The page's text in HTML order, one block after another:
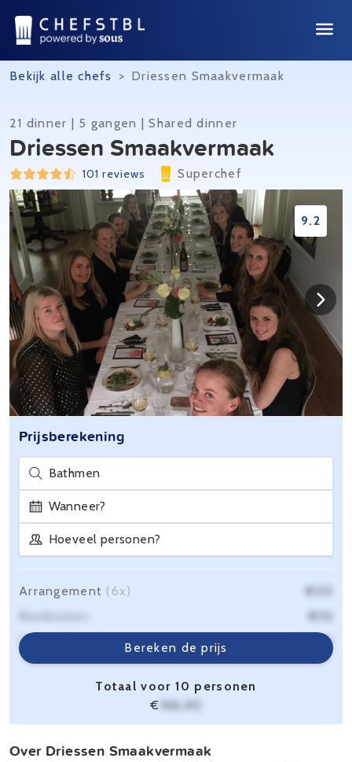
Bekijk alle chefs > Driessen Smaakvermaak
21 dinner | 5 gangen | Shared dinner
Driessen Smaakvermaak
101 reviews Superchef
9.2
Prijsberekening
Bathmen
Wanneer?
Hoeveel personen?
Bereken de prijs
Arrangement (6x)
€20
Reiskosten
€10
Servicekosten
€6,40
Totaal voor 10 personen
€ 166,40
Over Driessen Smaakvermaak